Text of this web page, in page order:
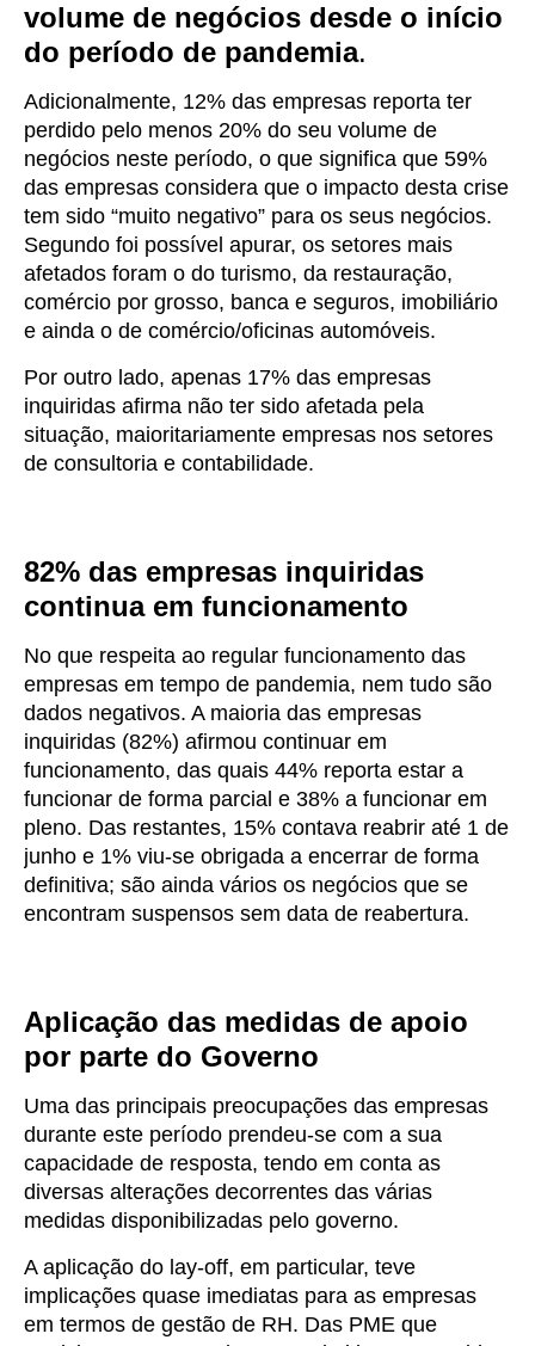
volume de negócios desde o início
do período de pandemia.
Adicionalmente, 12% das empresas reporta ter
perdido pelo menos 20% do seu volume de
negócios neste período, o que significa que 59%
das empresas considera que o impacto desta crise
tem sido “muito negativo” para os seus negócios.
Segundo foi possível apurar, os setores mais
afetados foram o do turismo, da restauração,
comércio por grosso, banca e seguros, imobiliário
e ainda o de comércio/oficinas automóveis.
Por outro lado, apenas 17% das empresas
inquiridas afirma não ter sido afetada pela
situação, maioritariamente empresas nos setores
de consultoria e contabilidade.
82% das empresas inquiridas
continua em funcionamento
No que respeita ao regular funcionamento das
empresas em tempo de pandemia, nem tudo são
dados negativos. A maioria das empresas
inquiridas (82%) afirmou continuar em
funcionamento, das quais 44% reporta estar a
funcionar de forma parcial e 38% a funcionar em
pleno. Das restantes, 15% contava reabrir até 1 de
junho e 1% viu-se obrigada a encerrar de forma
definitiva; são ainda vários os negócios que se
encontram suspensos sem data de reabertura.
Aplicação das medidas de apoio
por parte do Governo
Uma das principais preocupações das empresas
durante este período prendeu-se com a sua
capacidade de resposta, tendo em conta as
diversas alterações decorrentes das várias
medidas disponibilizadas pelo governo.
A aplicação do lay-off, em particular, teve
implicações quase imediatas para as empresas
em termos de gestão de RH. Das PME que